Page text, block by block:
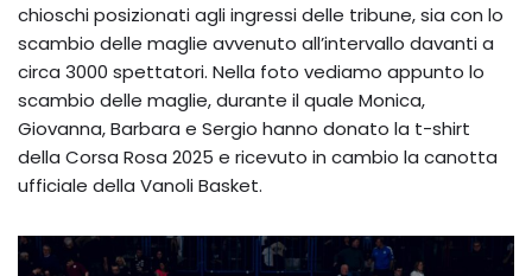
chioschi posizionati agli ingressi delle tribune, sia con lo
scambio delle maglie avvenuto all’intervallo davanti a
circa 3000 spettatori. Nella foto vediamo appunto lo
scambio delle maglie, durante il quale Monica,
Giovanna, Barbara e Sergio hanno donato la t-shirt
della Corsa Rosa 2025 e ricevuto in cambio la canotta
ufficiale della Vanoli Basket.